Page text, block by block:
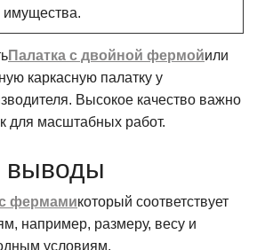
имущества.
Палатка с двойной фермойили
каркасную палатку у
Высокое качество важно
для масштабных работ.
выводы
фермамикоторый соответствует
например, размеру, весу и
условиям.